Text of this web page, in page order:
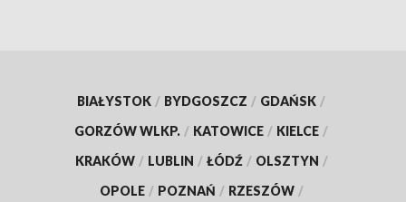
BIAŁYSTOK / BYDGOSZCZ / GDAŃSK /
GORZÓW WLKP. / KATOWICE / KIELCE /
KRAKÓW / LUBLIN / ŁÓDŹ / OLSZTYN /
OPOLE / POZNAŃ / RZESZÓW /